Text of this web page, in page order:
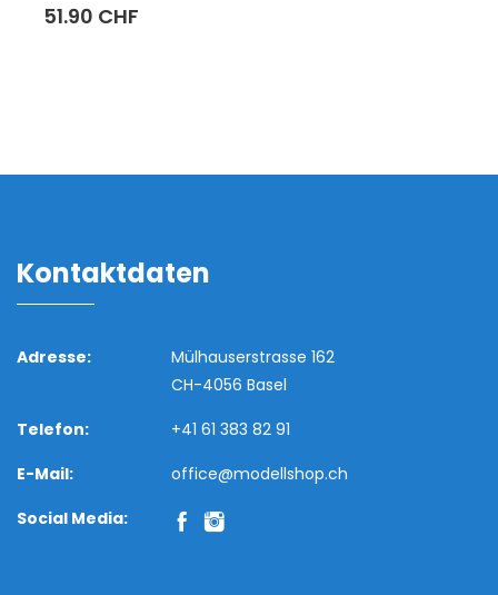
51.90 CHF
Kontaktdaten
Adresse:
Mülhauserstrasse 162
CH-4056 Basel
Telefon:
+41 61 383 82 91
E-Mail:
office@modellshop.ch
Social Media: